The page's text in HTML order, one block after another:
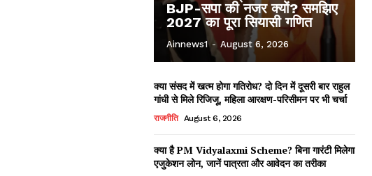
BJP-सपा की नजर क्यों? समझिए
2027 का पूरा सियासी गणित
Ainnews1 - August 6, 2026
क्या संसद में खत्म होगा गतिरोध? दो दिन में दूसरी बार राहुल
गांधी से मिले रिजिजू, महिला आरक्षण-परिसीमन पर भी चर्चा
राजनीति August 6, 2026
क्या है PM Vidyalaxmi Scheme? बिना गारंटी मिलेगा
एजुकेशन लोन, जानें पात्रता और आवेदन का तरीका